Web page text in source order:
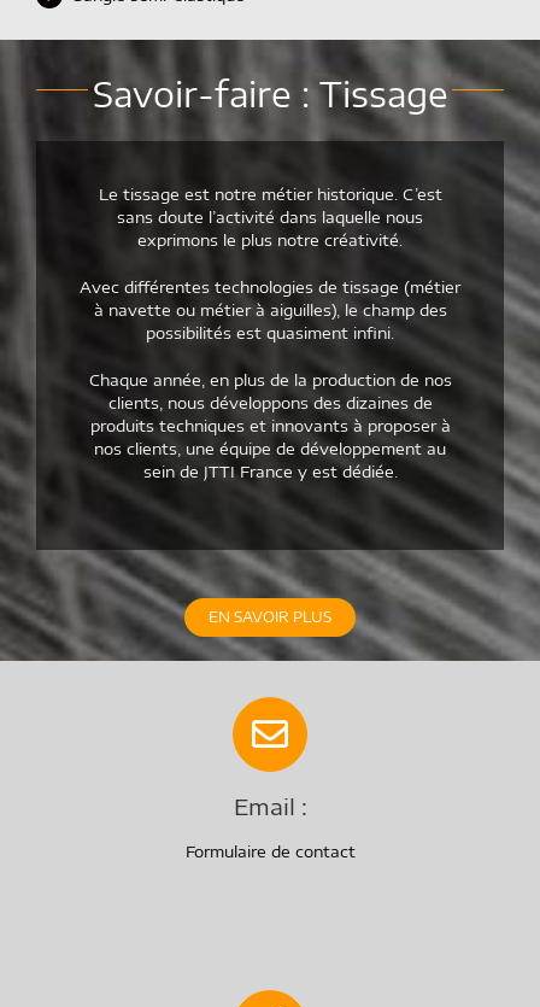
Savoir-faire : Tissage
Le tissage est notre métier historique. C’est
sans doute l’activité dans laquelle nous
exprimons le plus notre créativité.
Avec différentes technologies de tissage (métier
à navette ou métier à aiguilles), le champ des
possibilités est quasiment infini.
Chaque année, en plus de la production de nos
clients, nous développons des dizaines de
produits techniques et innovants à proposer à
nos clients, une équipe de développement au
sein de JTTI France y est dédiée.
EN SAVOIR PLUS
Email :
Formulaire de contact